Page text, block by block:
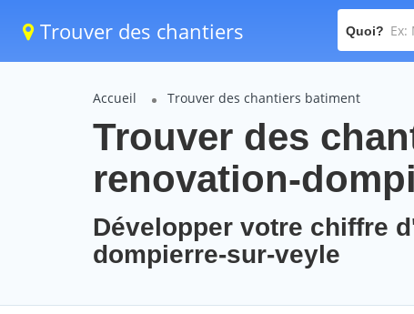
Trouver des chantiers Quoi?
Accueil Trouver des chantiers batiment
Trouver des
renovation-
Développer votre chiffre
dompierre-sur-veyle